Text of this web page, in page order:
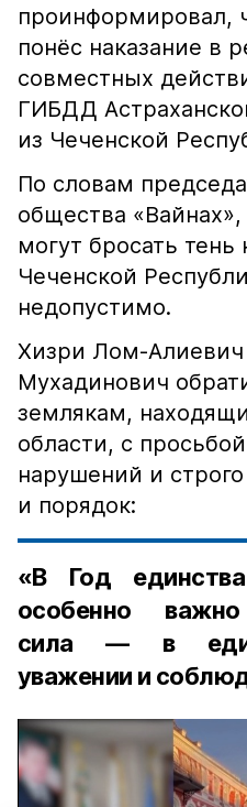
проинформировал,
понёс наказание в
совместных
ГИБДД
из Чеченской
По словам
общества
могут бросать тень
Чеченской
недопустимо.
Хизри Лом-Алиевич
Мухадинович
землякам,
области, с
нарушений и
и порядок:
«В Год
особенно
сила — в
уважении и